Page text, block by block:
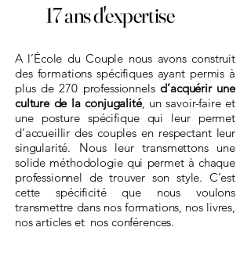
17 ans d'expertise
A l’École du Couple nous avons construit
des formations spécifiques ayant permis à
plus de 270 professionnelsd’acquérir une
culture de la conjugalité, un savoir-faire et
une posture spécifique qui leur permet
d’accueillir des couples en respectant leur
singularité. Nous leur transmettons une
solide méthodologie qui permet à chaque
professionnel de trouver son style. C’est
cette spécificité que nous voulons
transmettre dans nos formations, nos livres,
nos articles et nos conférences.